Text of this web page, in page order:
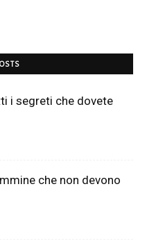
i segreti che dovete
che non devono